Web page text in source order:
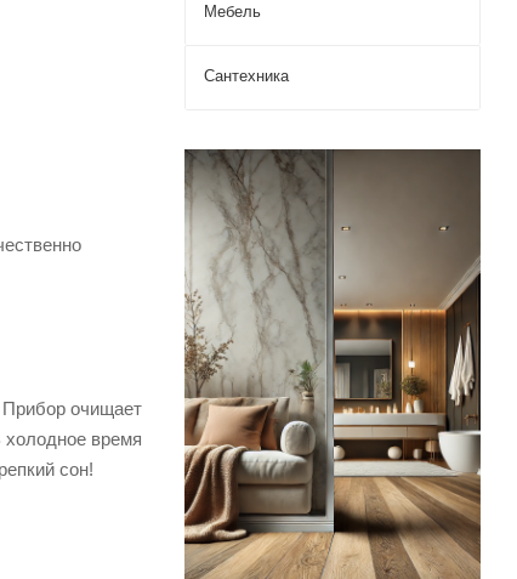
Прибор очищает
холодное время
сон!
Мебель
Сантехника